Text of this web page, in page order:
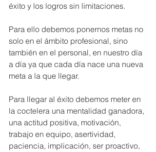
éxito y los logros sin limitaciones.
Para ello debemos ponernos metas no
solo en el ámbito profesional, sino
también en el personal, en nuestro día
a día ya que cada día nace una nueva
meta a la que llegar.
Para llegar al éxito debemos meter en
la coctelera una mentalidad ganadora,
una actitud positiva, motivación,
trabajo en equipo, asertividad,
paciencia, implicación, ser proactivo,